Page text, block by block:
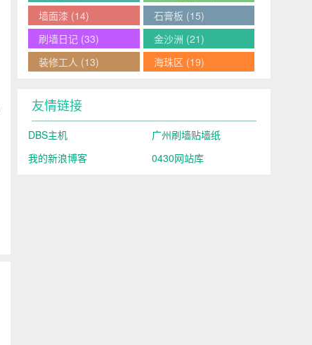
墙面漆 (14) 石膏板 (15)
刷墙日记 (33) 金沙洲 (21)
装修工人 (13) 海珠区 (19)
友情链接
DBS主机
广州刷墙贴墙纸
我的新浪博客
0430网站库